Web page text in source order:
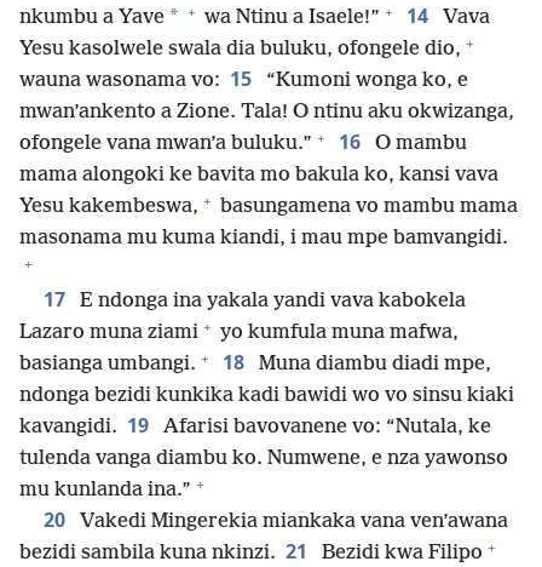
nkumbu a Yave * + wa Ntinu a Isaele!” + 14
Vava
Yesu kasolwele swala dia buluku, ofongele dio, +
wauna wasonama vo: 15
“Kumoni wonga ko, e
mwan’ankento a Zione. Tala! O ntinu aku okwizanga,
ofongele vana mwan’a buluku.” + 16
O mambu
mama alongoki ke bavita mo bakula ko, kansi vava
Yesu kakembeswa, + basungamena vo mambu mama
masonama mu kuma kiandi, i mau mpe bamvangidi.
+
17
E ndonga ina yakala yandi vava kabokela
Lazaro muna ziami + yo kumfula muna mafwa,
basianga umbangi. + 18
Muna diambu diadi mpe,
ndonga bezidi kunkika kadi bawidi wo vo sinsu kiaki
kavangidi. 19
Afarisi bavovanene vo: “Nutala, ke
tulenda vanga diambu ko. Numwene, e nza yawonso
mu kunlanda ina.” +
20
Vakedi Mingerekia miankaka vana ven’awana
bezidi sambila kuna nkinzi. 21 Bezidi kwa Filipo +